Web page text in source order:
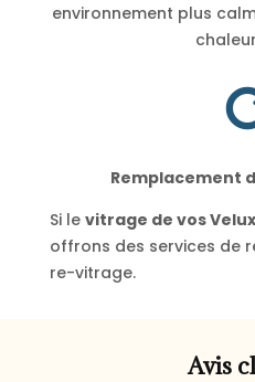
environnement plus
Remplacement
Si le vitrage de vos Velux
offrons des services de
re-vitrage.
Avis